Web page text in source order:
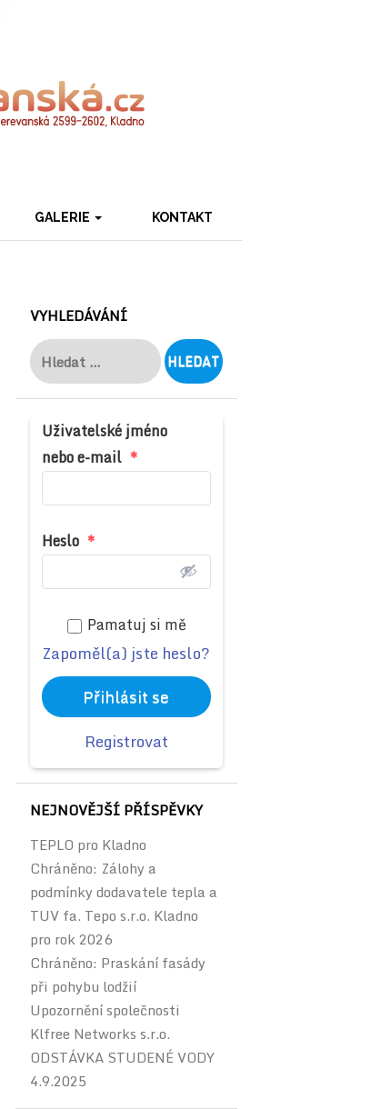
GALERIE KONTAKT
VYHLEDÁVÁNÍ
Vyhledávání
Uživatelské jméno
nebo e-mail *
Heslo *
Pamatuj si mě
Zapoměl(a) jste heslo?
Přihlásit se
Registrovat
NEJNOVĚJŠÍ PŘÍSPĚVKY
TEPLO pro Kladno
Chráněno: Zálohy a
podmínky dodavatele tepla a
TUV fa. Tepo s.r.o. Kladno
pro rok 2026
Chráněno: Praskání fasády
při pohybu lodžií
Upozornění společnosti
Klfree Networks s.r.o.
ODSTÁVKA STUDENÉ VODY
4.9.2025